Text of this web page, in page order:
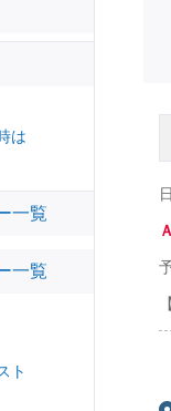
は
一覧
一覧
ト